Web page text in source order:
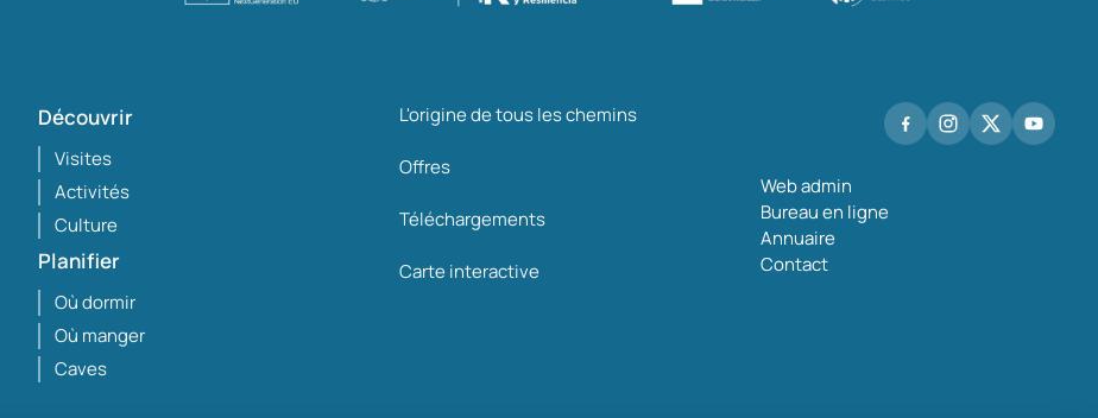
Découvrir
Visites
Activités
Culture
Planifier
Où dormir
Où manger
Caves
L'origine de tous les chemins
Offres
Téléchargements
Carte interactive
Web admin
Bureau en ligne
Annuaire
Contact